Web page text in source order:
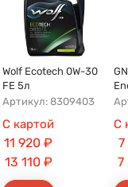
Wolf Ecotech 0W-30
FE 5л
Артикул: 8309403
С картой
11 920 ₽
13 110₽
С
7
7